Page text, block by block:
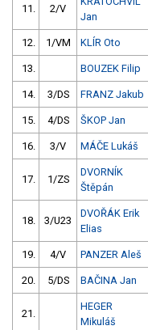
11. 2/V
Jan
12. 1/VM KLÍR Oto
13. BOUZEK Filip
14. 3/DS FRANZ Jakub
15. 4/DS ŠKOP Jan
16. 3/V MÁČE Lukáš
17. 1/ZS
DVORNÍK
Štěpán
18. 3/U23
DVOŘÁK Erik
Elias
19. 4/V PANZER Aleš
20. 5/DS BAČINA Jan
21.
HEGER
Mikuláš